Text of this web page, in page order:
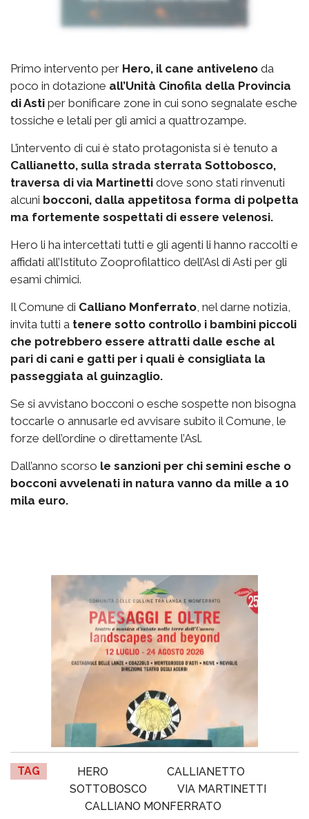
Primo intervento per Hero, il cane antiveleno da
poco in dotazione all’Unità Cinofila della Provincia
di Asti per bonificare zone in cui sono segnalate esche
tossiche e letali per gli amici a quattrozampe.
L’intervento di cui è stato protagonista si è tenuto a
Callianetto, sulla strada sterrata Sottobosco,
traversa di via Martinetti dove sono stati rinvenuti
alcuni bocconi, dalla appetitosa forma di polpetta
ma fortemente sospettati di essere velenosi.
Hero li ha intercettati tutti e gli agenti li hanno raccolti e
affidati all’Istituto Zooprofilattico dell’Asl di Asti per gli
esami chimici.
Il Comune di Calliano Monferrato , nel darne notizia,
invita tutti a tenere sotto controllo i bambini piccoli
che potrebbero essere attratti dalle esche al
pari di cani e gatti per i quali è consigliata la
passeggiata al guinzaglio.
Se si avvistano bocconi o esche sospette non bisogna
toccarle o annusarle ed avvisare subito il Comune, le
forze dell’ordine o direttamente l’Asl.
Dall’anno scorso le sanzioni per chi semini esche o
bocconi avvelenati in natura vanno da mille a 10
mila euro.
TAG HERO
CALLIANETTO
SOTTOBOSCO
VIA MARTINETTI
CALLIANO MONFERRATO